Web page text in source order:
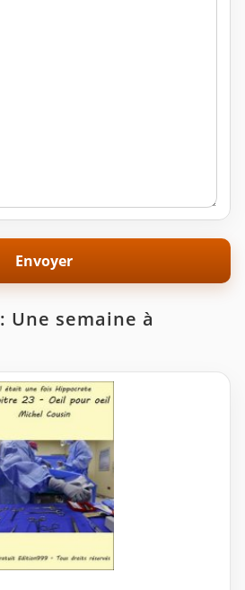
Une semaine à